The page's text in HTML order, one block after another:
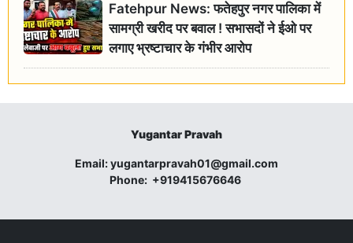
Fatehpur News: फतेहपुर नगर पालिका में
सामग्री खरीद पर बवाल ! सभासदों ने ईओ पर
लगाए भ्रष्टाचार के गंभीर आरोप
Yugantar Pravah
Email:yugantarpravah01@gmail.com
Phone: +919415676646